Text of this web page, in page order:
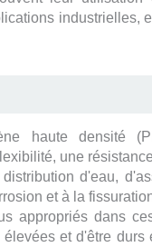
industrielles,
haute densité
une
d'eau,
et à la
appropriés dans
et d'être